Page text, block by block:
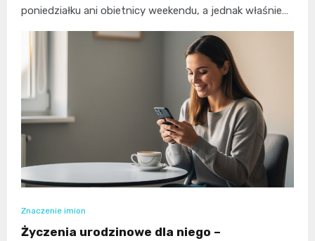
poniedziałku ani obietnicy weekendu, a jednak właśnie…
Znaczenie imion
Życzenia urodzinowe dla niego –